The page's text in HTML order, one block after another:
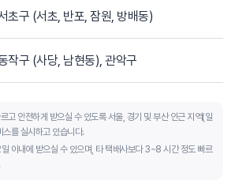
초구 (서초, 반포, 잠원, 방배동)
작구 (사당, 남현동), 관악구
고 안전하게 받으실 수 있도록 서울, 경기 및 부산 인근 지역(일
를 실시하고 있습니다.
이내에 받으실 수 있으며, 타 택배사보다 3~8 시간 정도 빠르